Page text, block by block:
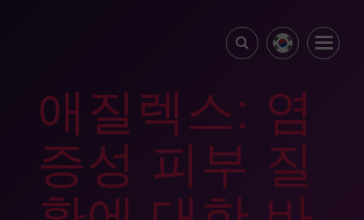
애질렉스: 염
증성 피부 질